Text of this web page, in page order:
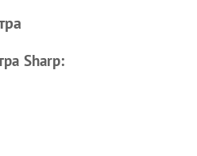
Sharp: